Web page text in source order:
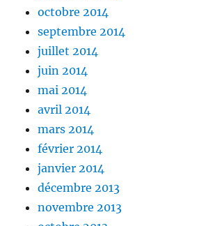
octobre 2014
septembre 2014
juillet 2014
juin 2014
mai 2014
avril 2014
mars 2014
février 2014
janvier 2014
décembre 2013
novembre 2013